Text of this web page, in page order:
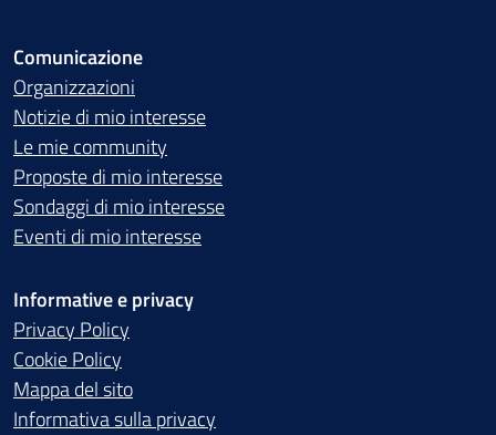
Comunicazione
Organizzazioni
Notizie di mio interesse
Le mie community
Proposte di mio interesse
Sondaggi di mio interesse
Eventi di mio interesse
Informative e privacy
Privacy Policy
Cookie Policy
Mappa del sito
Informativa sulla privacy